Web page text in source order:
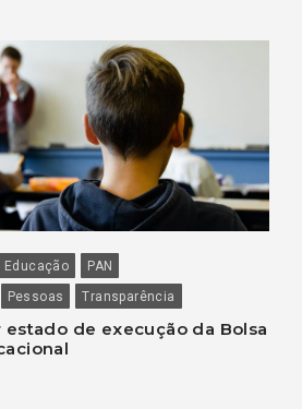
Educação
PAN
Pessoas Transparência
estado de execução da Bolsa